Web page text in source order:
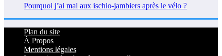
Pourquoi j’ai mal aux ischio-jambiers après le vélo ?
Plan du site
À Propos
Mentions légales